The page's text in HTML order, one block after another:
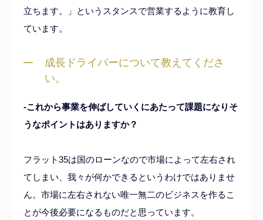
立ちます。」というスタンスで営業するように教育し
ています。
成長ドライバーについて教えてくださ
い。
-これから事業を伸ばしていくにあたって課題になりそ
うなポイントはありますか？
フラット35は国のローンなので市場によって左右され
てしまい、我々が何かできるというわけではありませ
ん。市場に左右されない唯一無二のビジネスを作るこ
とが今後必要になるものだと思っています。